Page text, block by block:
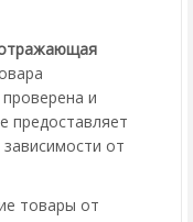
и
предоставляет
от
товары от